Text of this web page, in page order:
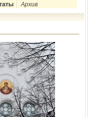
Архив